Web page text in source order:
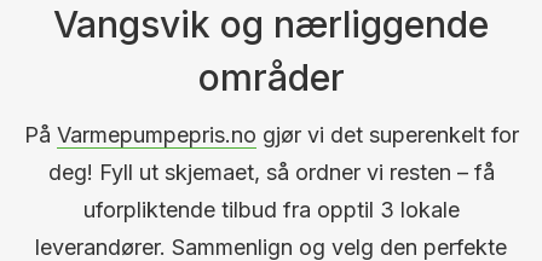
Vangsvik og nærliggende
områder
På Varmepumpepris.no gjør vi det superenkelt for
deg! Fyll ut skjemaet, så ordner vi resten – få
uforpliktende tilbud fra opptil 3 lokale
leverandører. Sammenlign og velg den perfekte